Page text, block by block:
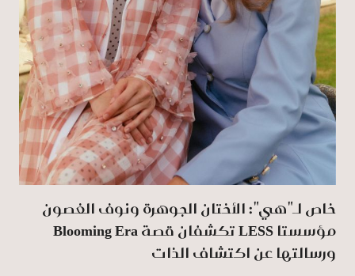
خاص لـ"هي": الأختان الجوهرة ونوف الغصون
مؤسستا LESS تكشفان قصة Blooming Era
ورسالتها عن اكتشاف الذات